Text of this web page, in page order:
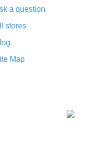
a question
stores
Map